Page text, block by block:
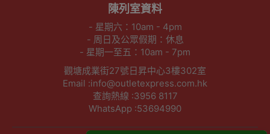
陳列室資料
- 星期六：10am - 4pm
- 周日及公眾假期：休息
- 星期一至五：10am - 7pm
觀塘成業街27號日昇中心3樓302室
Email :info@outletexpress.com.hk
查詢熱線 :3956 8117
WhatsApp :53694990